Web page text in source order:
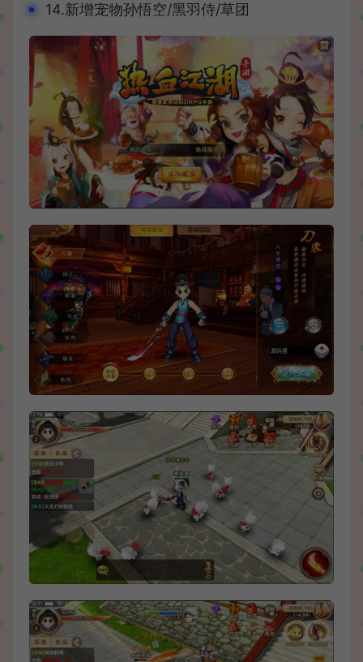
14.新增宠物孙悟空/黑羽侍/草团